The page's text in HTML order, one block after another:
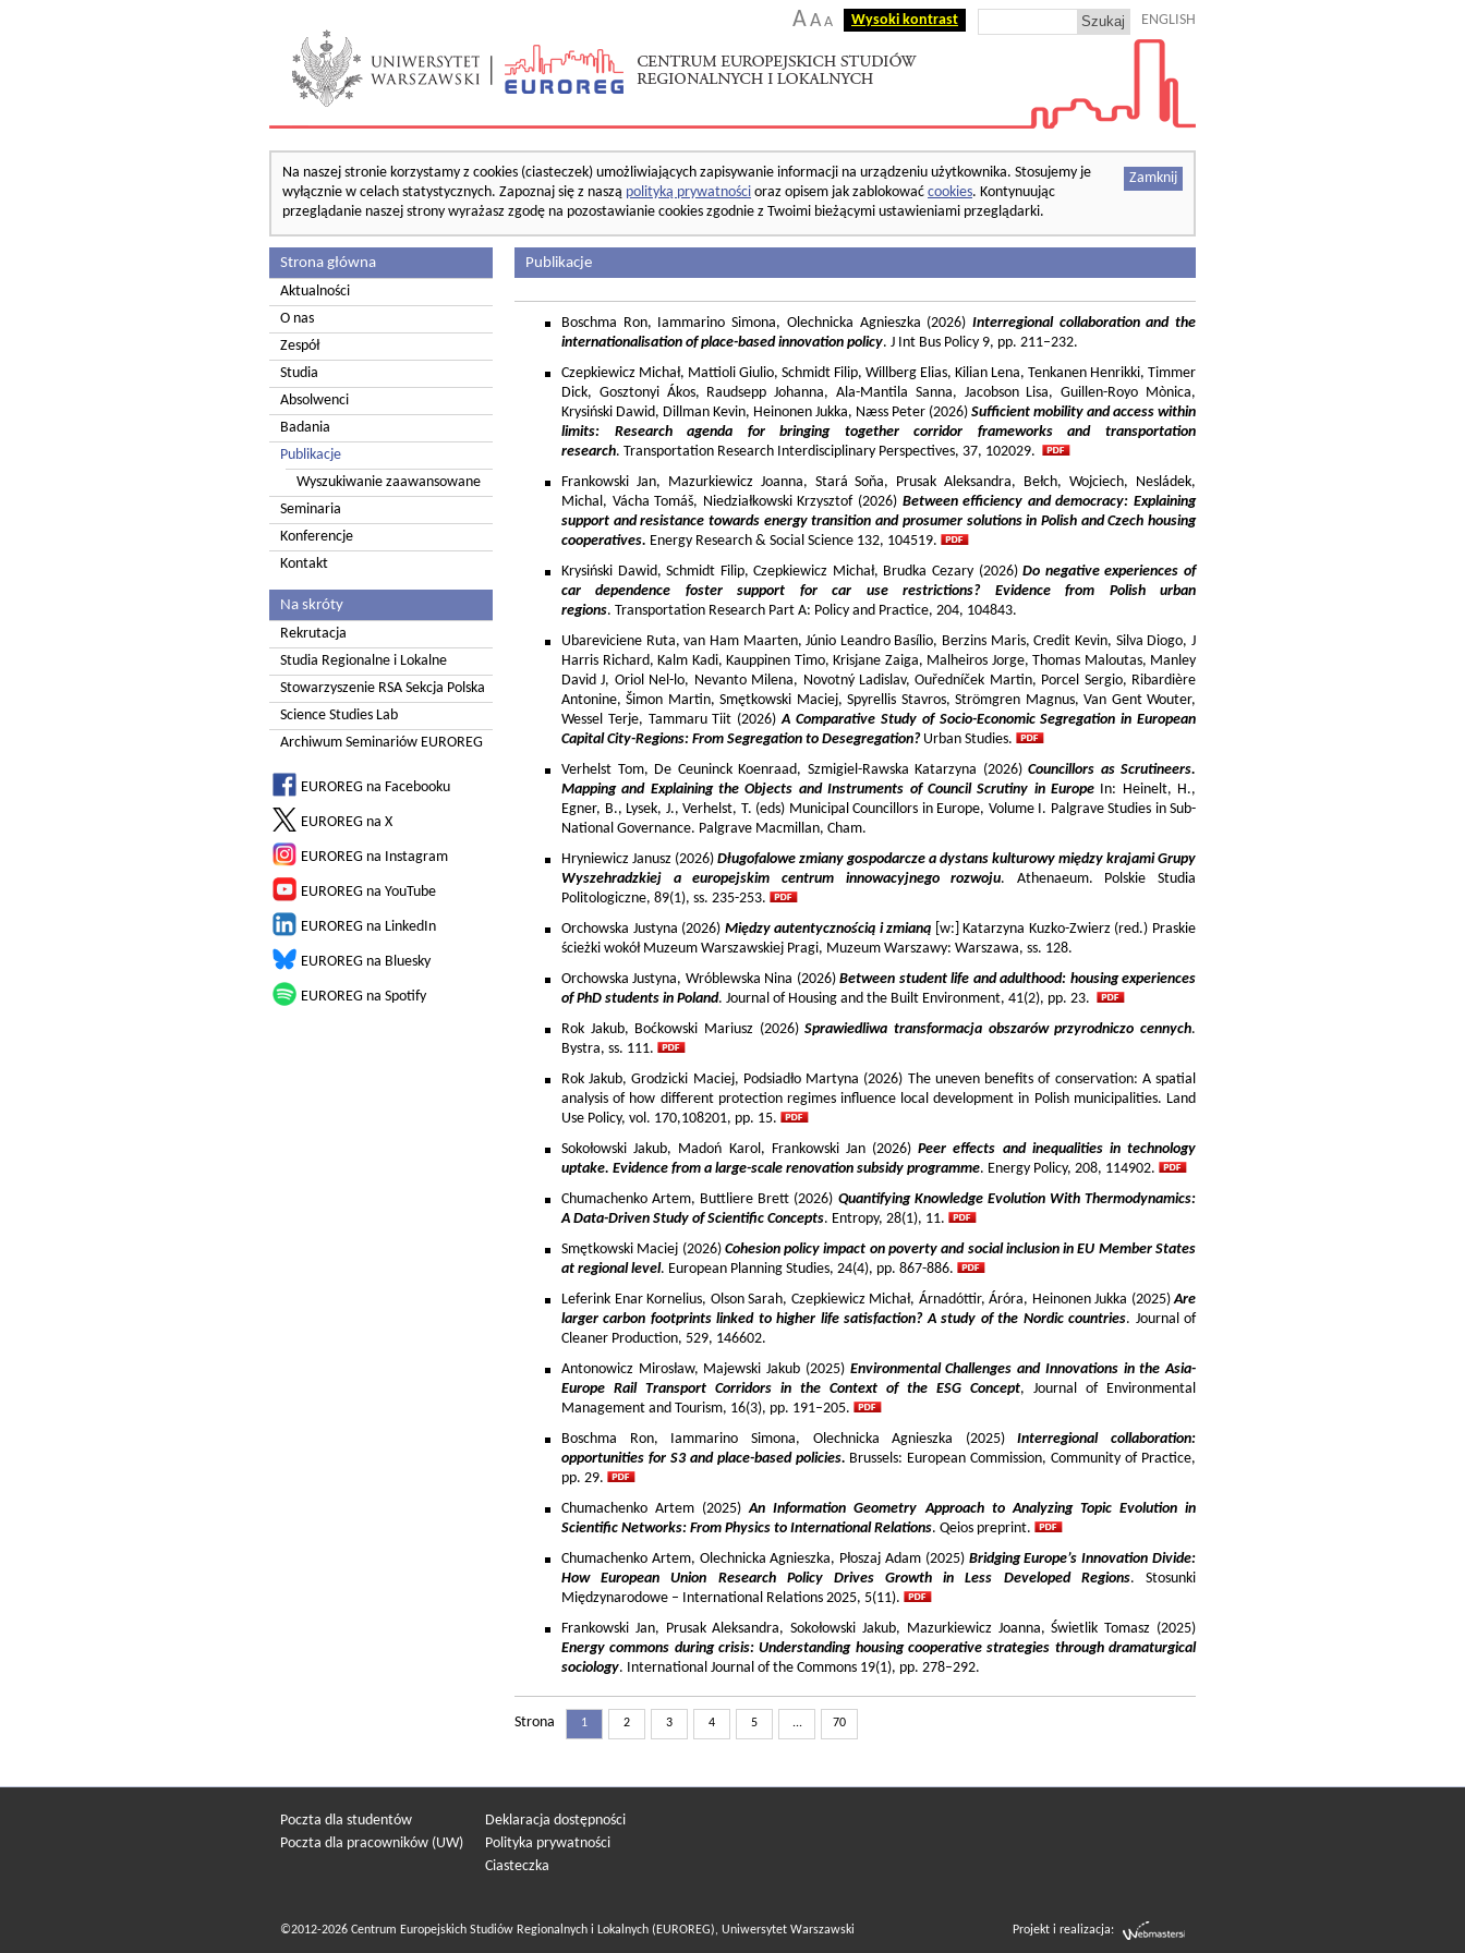
AA A Wysoki kontrast ENGLISH
Zamknij
Na naszej stronie korzystamy z cookies (ciasteczek) umożliwiających zapisywanie informacji na urządzeniu użytkownika. Stosujemy je
wyłącznie w celach statystycznych. Zapoznaj się z naszą polityką prywatności oraz opisem jak zablokować cookies. Kontynuując
przeglądanie naszej strony wyrażasz zgodę na pozostawianie cookies zgodnie z Twoimi bieżącymi ustawieniami przeglądarki.
Strona główna
Aktualności
O nas
Zespół
Studia
Absolwenci
Badania
Publikacje
Wyszukiwanie zaawansowane
Seminaria
Konferencje
Kontakt
Na skróty
Rekrutacja
Studia Regionalne i Lokalne
Stowarzyszenie RSA Sekcja Polska
Science Studies Lab
Archiwum Seminariów EUROREG
EUROREG na Facebooku
EUROREG na X
EUROREG na Instagram
EUROREG na YouTube
EUROREG na LinkedIn
EUROREG na Bluesky
EUROREG na Spotify
Publikacje
Boschma Ron, Iammarino Simona, Olechnicka Agnieszka (2026) Interregional collaboration and the
internationalisation of place-based innovation policy. J Int Bus Policy 9, pp. 211–232.
Czepkiewicz Michał, Mattioli Giulio, Schmidt Filip, Willberg Elias, Kilian Lena, Tenkanen Henrikki, Timmer
Dick, Gosztonyi Ákos, Raudsepp Johanna, Ala-Mantila Sanna, Jacobson Lisa, Guillen-Royo Mònica,
Krysiński Dawid, Dillman Kevin, Heinonen Jukka, Næss Peter (2026) Sufficient mobility and access within
limits: Research agenda for bringing together corridor frameworks and transportation
research. Transportation Research Interdisciplinary Perspectives, 37, 102029.
Frankowski Jan, Mazurkiewicz Joanna, Stará Soňa, Prusak Aleksandra, Bełch, Wojciech, Nesládek,
Michal, Vácha Tomáš, Niedziałkowski Krzysztof (2026) Between efficiency and democracy: Explaining
support and resistance towards energy transition and prosumer solutions in Polish and Czech housing
cooperatives. Energy Research & Social Science 132, 104519.
Krysiński Dawid, Schmidt Filip, Czepkiewicz Michał, Brudka Cezary (2026)Do negative experiences of
car dependence foster support for car use restrictions? Evidence from Polish urban
regions. Transportation Research Part A: Policy and Practice, 204, 104843.
Ubareviciene Ruta, van Ham Maarten, Júnio Leandro Basílio, Berzins Maris, Credit Kevin, Silva Diogo, J
Harris Richard, Kalm Kadi, Kauppinen Timo, Krisjane Zaiga, Malheiros Jorge, Thomas Maloutas, Manley
David J, Oriol Nel-lo, Nevanto Milena, Novotný Ladislav, Ouředníček Martin, Porcel Sergio, Ribardière
Antonine, Šimon Martin, Smętkowski Maciej, Spyrellis Stavros, Strömgren Magnus, Van Gent Wouter,
Wessel Terje, Tammaru Tiit (2026)A Comparative Study of Socio-Economic Segregation in European
Capital City-Regions: From Segregation to Desegregation?Urban Studies.
Verhelst Tom, De Ceuninck Koenraad, Szmigiel-Rawska Katarzyna (2026) Councillors as Scrutineers.
Mapping and Explaining the Objects and Instruments of Council Scrutiny in EuropeIn: Heinelt, H.,
Egner, B., Lysek, J., Verhelst, T. (eds) Municipal Councillors in Europe, Volume I. Palgrave Studies in Sub-
National Governance. Palgrave Macmillan, Cham.
Hryniewicz Janusz (2026) Długofalowe zmiany gospodarcze a dystans kulturowy między krajami Grupy
Wyszehradzkiej a europejskim centrum innowacyjnego rozwoju. Athenaeum. Polskie Studia
Politologiczne, 89(1), ss. 235-253.
Orchowska Justyna (2026) Między autentycznością i zmianą [w:] Katarzyna Kuzko-Zwierz (red.) Praskie
ścieżki wokół Muzeum Warszawskiej Pragi, Muzeum Warszawy: Warszawa, ss. 128.
Orchowska Justyna, Wróblewska Nina (2026)Between student life and adulthood: housing experiences
of PhD students in Poland. Journal of Housing and the Built Environment, 41(2), pp. 23.
Rok Jakub, Boćkowski Mariusz (2026)Sprawiedliwa transformacja obszarów przyrodniczo cennych.
Bystra, ss. 111.
Rok Jakub, Grodzicki Maciej, Podsiadło Martyna (2026) The uneven benefits of conservation: A spatial
analysis of how different protection regimes influence local development in Polish municipalities. Land
Use Policy, vol. 170,108201, pp. 15.
Sokołowski Jakub, Madoń Karol, Frankowski Jan (2026)Peer effects and inequalities in technology
uptake. Evidence from a large-scale renovation subsidy programme. Energy Policy, 208, 114902.
Chumachenko Artem, Buttliere Brett (2026) Quantifying Knowledge Evolution With Thermodynamics:
A Data-Driven Study of Scientific Concepts. Entropy, 28(1), 11.
Smętkowski Maciej (2026) Cohesion policy impact on poverty and social inclusion in EU Member States
at regional level. European Planning Studies, 24(4), pp. 867-886.
Leferink Enar Kornelius, Olson Sarah, Czepkiewicz Michał, Árnadóttir, Áróra, Heinonen Jukka (2025)Are
larger carbon footprints linked to higher life satisfaction? A study of the Nordic countries. Journal of
Cleaner Production, 529, 146602.
Antonowicz Mirosław, Majewski Jakub (2025) Environmental Challenges and Innovations in the Asia-
Europe Rail Transport Corridors in the Context of the ESG Concept, Journal of Environmental
Management and Tourism, 16(3), pp. 191–205.
Boschma Ron, Iammarino Simona, Olechnicka Agnieszka (2025)Interregional collaboration:
opportunities for S3 and place-based policies. Brussels: European Commission, Community of Practice,
pp. 29.
Chumachenko Artem (2025)An Information Geometry Approach to Analyzing Topic Evolution in
Scientific Networks: From Physics to International Relations. Qeios preprint.
Chumachenko Artem, Olechnicka Agnieszka, Płoszaj Adam (2025) Bridging Europe’s Innovation Divide:
How European Union Research Policy Drives Growth in Less Developed Regions. Stosunki
Międzynarodowe – International Relations 2025, 5(11).
Frankowski Jan, Prusak Aleksandra, Sokołowski Jakub, Mazurkiewicz Joanna, Świetlik Tomasz (2025)
Energy commons during crisis: Understanding housing cooperative strategies through dramaturgical
sociology. International Journal of the Commons 19(1), pp. 278–292.
Strona 1 2 3 4 5 ... 70
Poczta dla studentów
Poczta dla pracowników (UW)
Deklaracja dostępności
Polityka prywatności
Ciasteczka
©2012-2026 Centrum Europejskich Studiów Regionalnych i Lokalnych (EUROREG), Uniwersytet Warszawski Projekt i realizacja: